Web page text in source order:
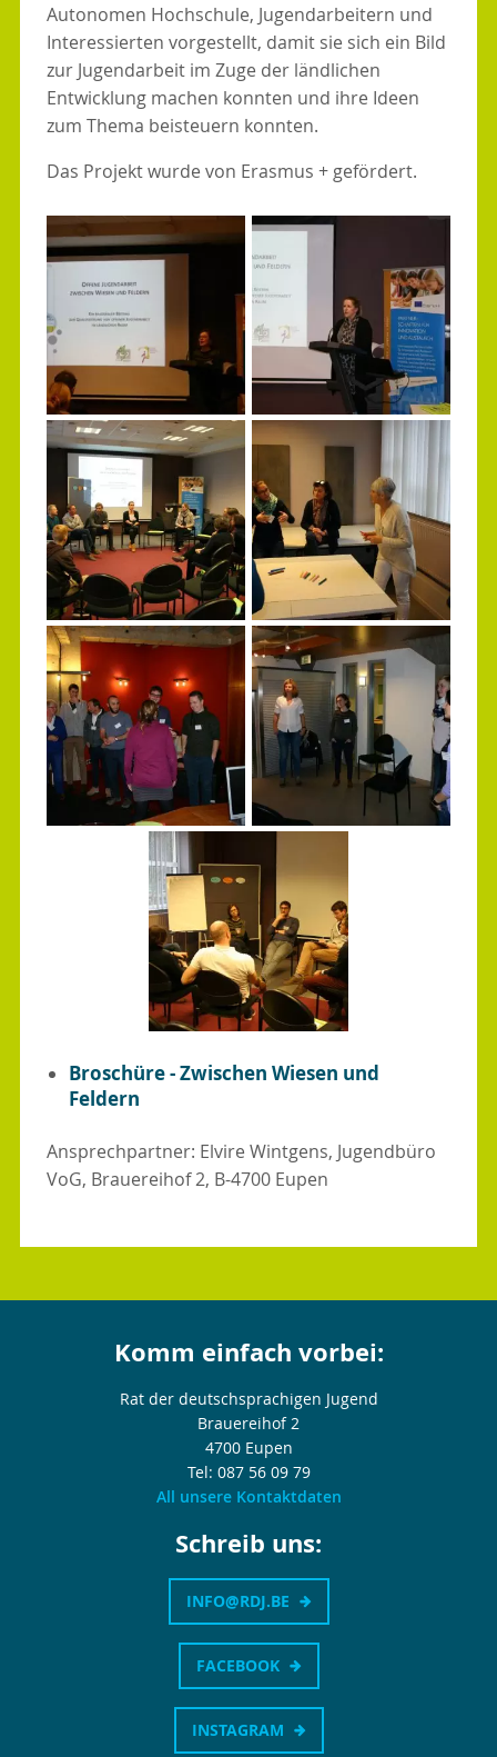
Autonomen Hochschule, Jugendarbeitern und
Interessierten vorgestellt, damit sie sich ein Bild
zur Jugendarbeit im Zuge der ländlichen
Entwicklung machen konnten und ihre Ideen
zum Thema beisteuern konnten.
Das Projekt wurde von Erasmus + gefördert.
Broschüre - Zwischen Wiesen und
Feldern
Ansprechpartner: Elvire Wintgens, Jugendbüro
VoG, Brauereihof 2, B-4700 Eupen
Komm einfach vorbei:
Rat der deutschsprachigen Jugend
Brauereihof 2
4700 Eupen
Tel: 087 56 09 79
All unsere Kontaktdaten
Schreib uns:
INFO@RDJ.BE
FACEBOOK
INSTAGRAM